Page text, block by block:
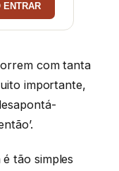
ENTRAR
com tanta
importante,
tão simples